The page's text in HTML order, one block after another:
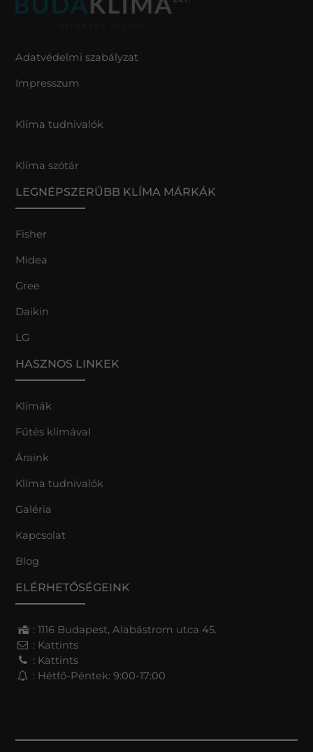
Adatvédelmi szabályzat
Impresszum
Klíma tudnivalók
Klíma szótár
LEGNÉPSZERŰBB KLÍMA MÁRKÁK
Fisher
Midea
Gree
Daikin
LG
HASZNOS LINKEK
Klímák
Fűtés klímával
Áraink
Klíma tudnivalók
Galéria
Kapcsolat
Blog
ELÉRHETŐSÉGEINK
: 1116 Budapest, Alabástrom utca 45.
: Kattints
: Kattints
: Hétfő-Péntek: 9:00-17:00